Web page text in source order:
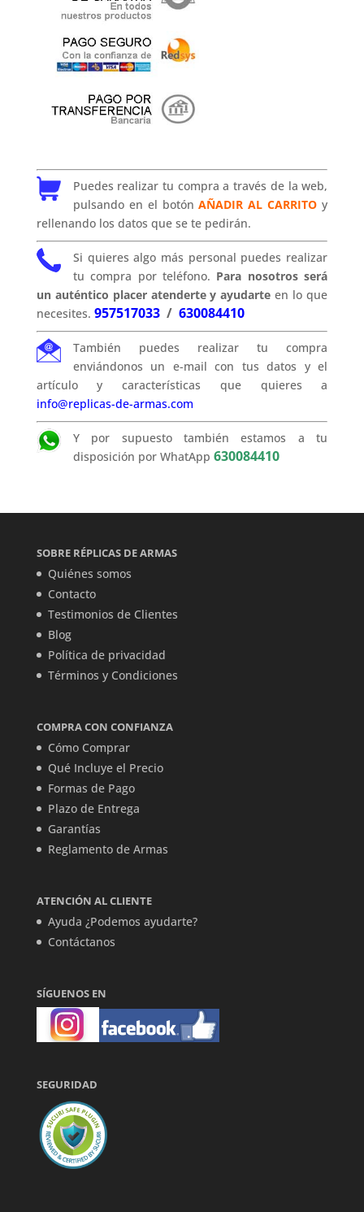
Puedes realizar tu compra a través de la web,
pulsando en el botónAÑADIR AL CARRITO y
rellenando los datos que se te pedirán.
Si quieres algo más personal puedes realizar
tu compra por teléfono. Para nosotros será
un auténtico placer atenderte y ayudarte en lo que
necesites. 957517033/ 630084410
También puedes realizar tu compra
enviándonos un e-mail con tus datos y el
artículo y características que quieres a
info@replicas-de-armas.com
Y por supuesto también estamos a tu
disposición por WhatApp 630084410
SOBRE RÉPLICAS DE ARMAS
Quiénes somos
Contacto
Testimonios de Clientes
Blog
Política de privacidad
Términos y Condiciones
COMPRA CON CONFIANZA
Cómo Comprar
Qué Incluye el Precio
Formas de Pago
Plazo de Entrega
Garantías
Reglamento de Armas
ATENCIÓN AL CLIENTE
Ayuda ¿Podemos ayudarte?
Contáctanos
SÍGUENOS EN
SEGURIDAD